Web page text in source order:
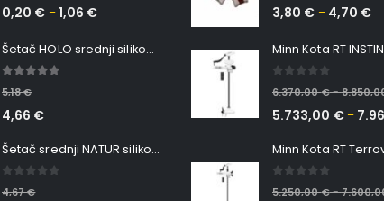
0 out of 5
0,20 € –1,06 €
Šetač HOLO srednji silikonska Ribica Belgrade Walker
5,18€
4,66 €
Šetač srednji NATUR silikonska ribica Belgrade Walker
4,67€
0 out of 5
3,80 € – 4,70 €
6.370,00€–
5.733,00 €–
5.250,00€–